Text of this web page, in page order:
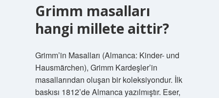
Grimm masalları
hangi millete aittir?
Grimm’in Masalları (Almanca: Kinder- und
Hausmärchen), Grimm Kardeşler’in
masallarından oluşan bir koleksiyondur. İlk
baskısı 1812’de Almanca yazılmıştır. Eser,